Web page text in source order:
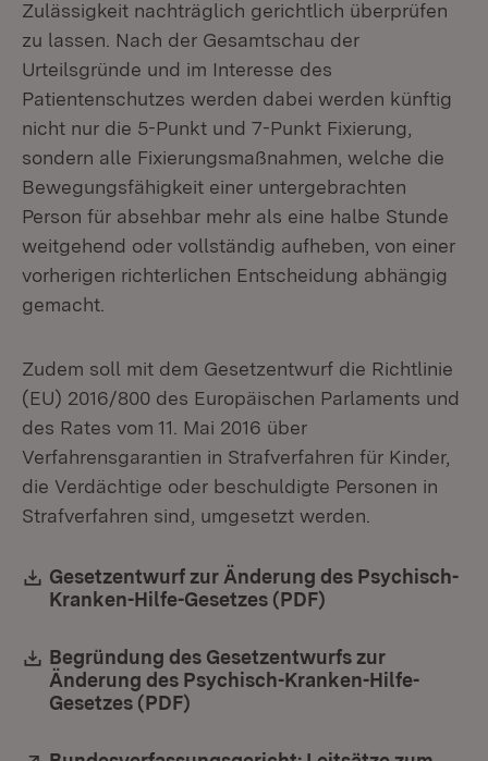
Zulässigkeit nachträglich gerichtlich überprüfen
zu lassen. Nach der Gesamtschau der
Urteilsgründe und im Interesse des
Patientenschutzes werden dabei werden künftig
nicht nur die 5-Punkt und 7-Punkt Fixierung,
sondern alle Fixierungsmaßnahmen, welche die
Bewegungsfähigkeit einer untergebrachten
Person für absehbar mehr als eine halbe Stunde
weitgehend oder vollständig aufheben, von einer
vorherigen richterlichen Entscheidung abhängig
gemacht.
Zudem soll mit dem Gesetzentwurf die Richtlinie
(EU) 2016/800 des Europäischen Parlaments und
des Rates vom 11. Mai 2016 über
Verfahrensgarantien in Strafverfahren für Kinder,
die Verdächtige oder beschuldigte Personen in
Strafverfahren sind, umgesetzt werden.
Download:
Gesetzentwurf zur Änderung des Psychisch-
Kranken-Hilfe-Gesetzes (PDF)
Download:
Begründung des Gesetzentwurfs zur
Änderung des Psychisch-Kranken-Hilfe-
Gesetzes (PDF)